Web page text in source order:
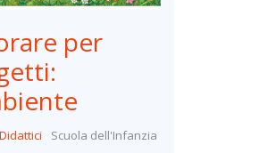
per
Scuola dell'Infanzia